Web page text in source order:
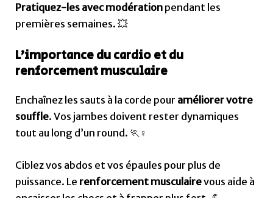
Pratiquez-les avec modération pendant les
premières semaines. 💥
L’importance du cardio et du
renforcement musculaire
Enchaînez les sauts à la corde pour améliorer votre
souffle. Vos jambes doivent rester dynamiques
tout au long d’un round. 🏃♀️
Ciblez vos abdos et vos épaules pour plus de
puissance. Le renforcement musculairevous aide à